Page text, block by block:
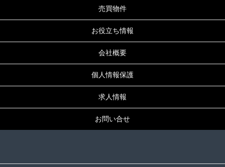
売買物件
お役立ち情報
会社概要
個人情報保護
求人情報
お問い合せ